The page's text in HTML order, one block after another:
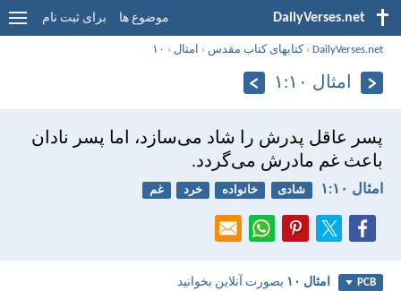
DailyVerses.net موضوع ها برای ثبت نام
DailyVerses.net
›کتابهای کتاب مقدس › امثال › ۱۰
امثال ۱۰:‏۱
پسر عاقل پدرش را شاد می‌سازد، اما پسر نادان
باعث غم مادرش می‌گردد.
امثال ۱۰:‏۱ شادی خانواده خرد غم
PCB امثال ۱۰ بصورت آنلاین بخوانید